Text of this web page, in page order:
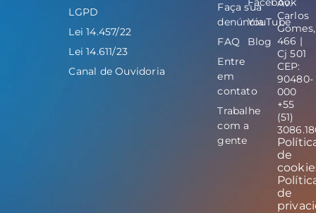
LGPD
Lei 14.457/22
Lei 14.611/23
Canal de Ouvidoria
Faça sua
denúncia
FAQ
Entre
em
contato
Trabalhe
com a
gente
YouTube
Blog
Carlos
Gomes,
466 |
Cj 501
CEP:
90480-
000
+55
(51)
de
de